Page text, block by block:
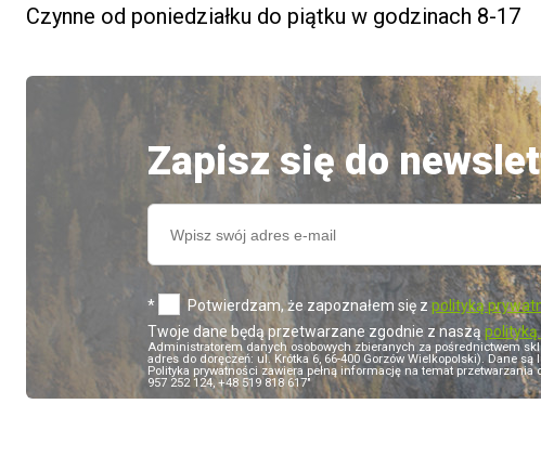
Czynne od poniedziałku do piątku w godzinach 8-17
Zapisz się do
* Potwierdzam, że zapoznałem się zpolityką
Twoje dane będą przetwarzane zgodnie z naszą
Administratorem danych osobowych zbieranych za pośrednictwem
adres do doręczeń: ul. Krótka 6, 66-400 Gorzów Wielkopolski). Dane
Polityka prywatności zawiera pełną informację na temat
957 252 124, +48 519 818 617"